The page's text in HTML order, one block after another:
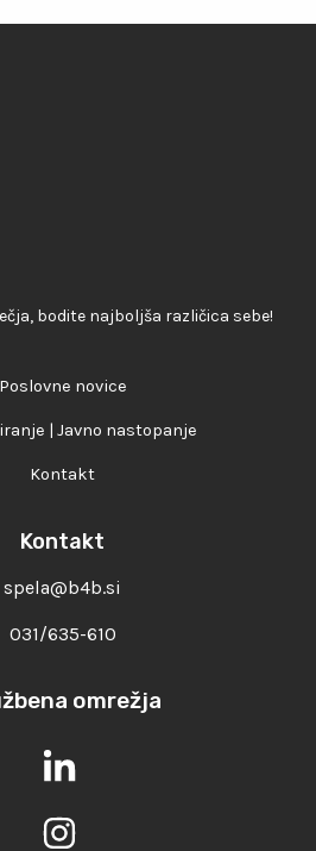
bodite najboljša različica sebe!
Poslovne novice
| Javno nastopanje
Kontakt
Kontakt
spela@b4b.si
031/635-610
omrežja